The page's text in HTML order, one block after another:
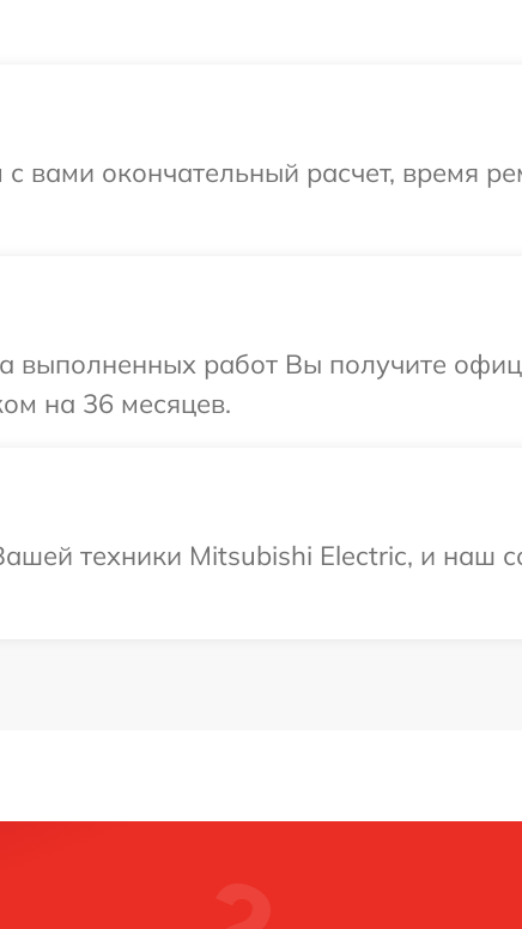
вами окончательный расчет, время
выполненных работ Вы получите
на 36 месяцев.
техники Mitsubishi Electric, и наш